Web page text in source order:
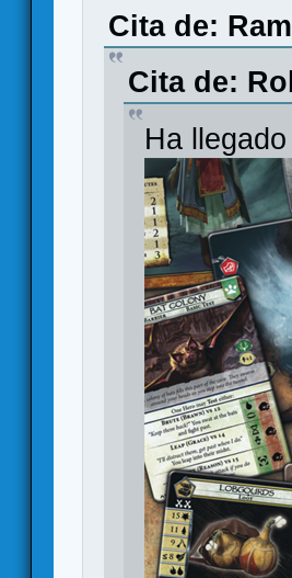
Cita de:
Cita de:
Ha